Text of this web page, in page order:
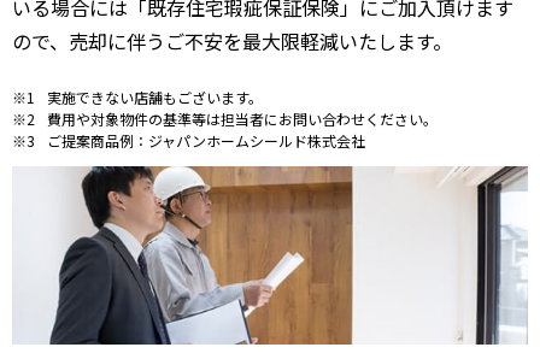
いる場合には「既存住宅瑕疵保証保険」にご加入頂けます
ので、売却に伴うご不安を最大限軽減いたします。
実施できない店舗もございます。
費用や対象物件の基準等は担当者にお問い合わせください。
ご提案商品例：ジャパンホームシールド株式会社